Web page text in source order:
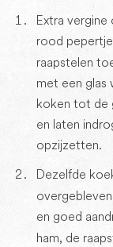
Extra
rood
raapstelen
met een glas
koken tot de
en laten
opzijzetten.
Dezelfde
en goed
ham, de